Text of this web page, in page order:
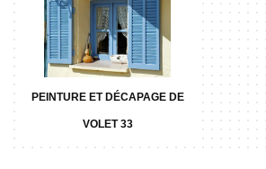
PEINTURE ET DÉCAPAGE DE
VOLET 33